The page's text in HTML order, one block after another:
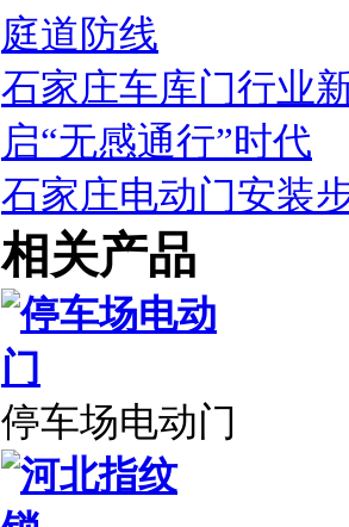
庭道防线
石家庄车库门行业
启“无感通行”时代
石家庄电动门安装
相关产品
停车场电动门